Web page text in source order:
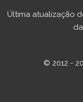
Última atualização
© 2012 -